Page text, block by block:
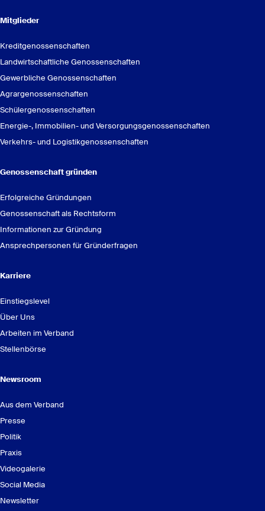
Mitglieder
Kreditgenossenschaften
Landwirtschaftliche Genossenschaften
Gewerbliche Genossenschaften
Agrargenossenschaften
Schülergenossenschaften
Energie-, Immobilien- und Versorgungsgenossenschaften
Verkehrs- und Logistikgenossenschaften
Genossenschaft gründen
Erfolgreiche Gründungen
Genossenschaft als Rechtsform
Informationen zur Gründung
Ansprechpersonen für Gründerfragen
Karriere
Einstiegslevel
Über Uns
Arbeiten im Verband
Stellenbörse
Newsroom
Aus dem Verband
Presse
Politik
Praxis
Videogalerie
Social Media
Newsletter